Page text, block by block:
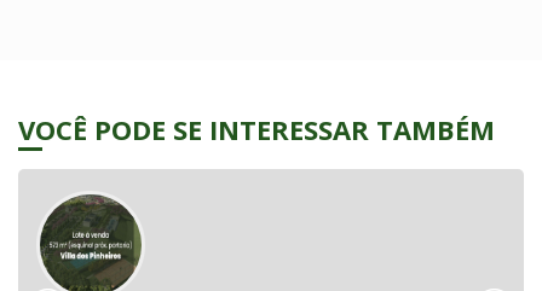
VOCÊ PODE SE INTERESSAR TAMBÉM